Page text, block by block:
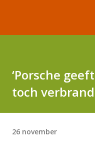
‘Porsche
toch
26 november